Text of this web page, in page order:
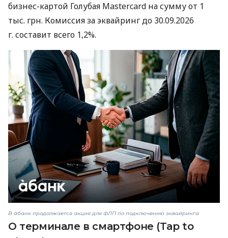
бизнес-картой Голубая Mastercard на сумму от 1
тыс. грн. Комиссия за эквайринг до 30.09.2026
г. составит всего 1,2%.
В àбанк продолжается акция для ФЛП по подключению эквайринга
О терминале в смартфоне (Tap to